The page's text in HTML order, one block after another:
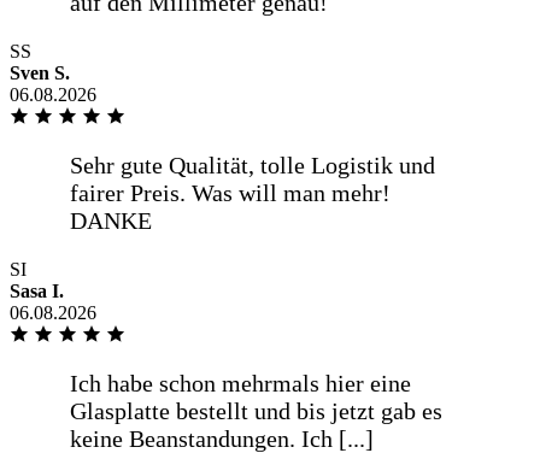
SS
Sven S.
06.08.2026
SI
Sasa I.
06.08.2026
weniger anzeigen
Übersichtlicher und gut verständlicher
Bestellvorgang mit den erforderlichen
Informationen. Gutes [...]
mehr anzeigen
Bestellvorgang mit den erforderlichen
Informationen. Gutes
Preis-/Leistungsverhältnis und
termingetreue Lieferung in guter